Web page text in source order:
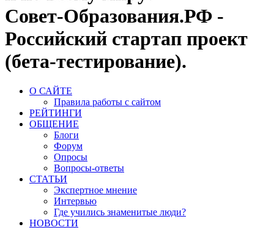
Совет-Образования.РФ -
Российский стартап проект
(бета-тестирование).
О САЙТЕ
Правила работы с сайтом
РЕЙТИНГИ
ОБЩЕНИЕ
Блоги
Форум
Опросы
Вопросы-ответы
СТАТЬИ
Экспертное мнение
Интервью
Где учились знаменитые люди?
НОВОСТИ